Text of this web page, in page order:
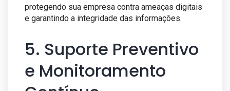
protegendo sua empresa contra ameaças digitais
e garantindo a integridade das informações.
5. Suporte Preventivo
e Monitoramento